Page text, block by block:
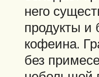
него
продукты и
кофеина.
без